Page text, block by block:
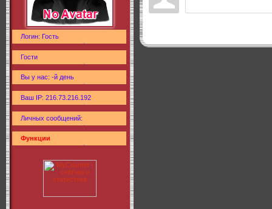
Логин: Гость
Гости
Вы у нас: -й день
Ваш IP: 216.73.216.192
Личных сообщений:
Функции